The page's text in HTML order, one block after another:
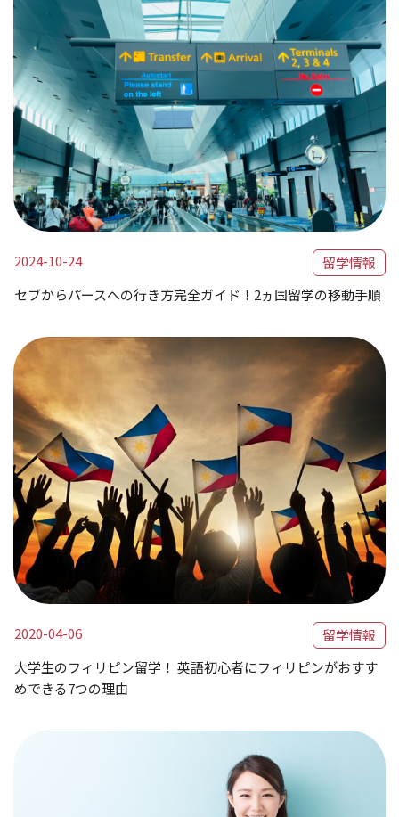
2024-10-24
留学情報
セブからパースへの行き方完全ガイド！2ヵ国留学の移動手順
2020-04-06
留学情報
大学生のフィリピン留学！ 英語初心者にフィリピンがおすす
めできる7つの理由